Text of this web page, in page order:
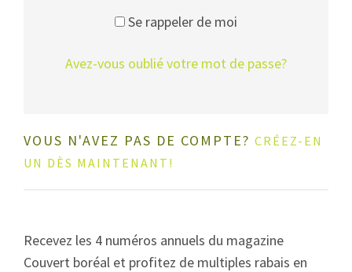
Se rappeler de moi
Avez-vous oublié votre mot de passe?
VOUS N'AVEZ PAS DE COMPTE? CRÉEZ-EN
UN DÈS MAINTENANT!
Recevez les 4 numéros annuels du magazine
Couvert boréal et profitez de multiples rabais en